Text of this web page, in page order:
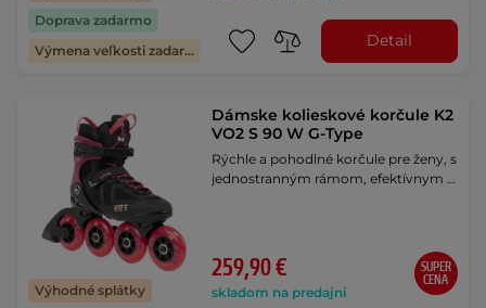
Doprava zadarmo
Výmena veľkosti zadarmo
Detail
Výhodné splátky
Dámske kolieskové korčule K2
VO2 S 90 W G-Type
Rýchle a pohodlné korčule pre ženy, s
jednostranným rámom, efektívnym …
259,90 €
skladom na predajni
SUPER
CENA